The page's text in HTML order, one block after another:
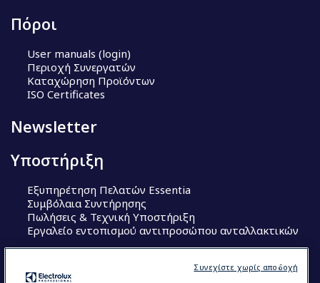
Πόροι
User manuals (login)
Περιοχή Συνεργατών
Καταχώρηση Προϊόντων
ISO Certificates
Newsletter
Υποστήριξη
Εξυπηρέτηση Πελατών Essentia
Συμβόλαια Συντήρησης
Πωλήσεις & Τεχνική Υποστήριξη
Εργαλείο εντοπισμού αντιπροσώπου ανταλλακτικών
Συνεχίστε χωρίς αποδοχή